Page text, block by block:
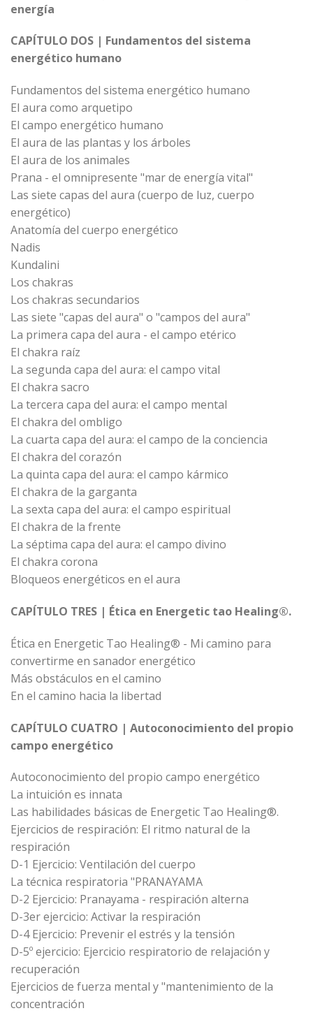
energía
CAPÍTULO DOS | Fundamentos del sistema
energético humano
Fundamentos del sistema energético humano
El aura como arquetipo
El campo energético humano
El aura de las plantas y los árboles
El aura de los animales
Prana - el omnipresente "mar de energía vital"
Las siete capas del aura (cuerpo de luz, cuerpo
energético)
Anatomía del cuerpo energético
Nadis
Kundalini
Los chakras
Los chakras secundarios
Las siete "capas del aura" o "campos del aura"
La primera capa del aura - el campo etérico
El chakra raíz
La segunda capa del aura: el campo vital
El chakra sacro
La tercera capa del aura: el campo mental
El chakra del ombligo
La cuarta capa del aura: el campo de la conciencia
El chakra del corazón
La quinta capa del aura: el campo kármico
El chakra de la garganta
La sexta capa del aura: el campo espiritual
El chakra de la frente
La séptima capa del aura: el campo divino
El chakra corona
Bloqueos energéticos en el aura
CAPÍTULO TRES | Ética en Energetic tao Healing®.
Ética en Energetic Tao Healing® - Mi camino para
convertirme en sanador energético
Más obstáculos en el camino
En el camino hacia la libertad
CAPÍTULO CUATRO | Autoconocimiento del propio
campo energético
Autoconocimiento del propio campo energético
La intuición es innata
Las habilidades básicas de Energetic Tao Healing®.
Ejercicios de respiración: El ritmo natural de la
respiración
D-1 Ejercicio: Ventilación del cuerpo
La técnica respiratoria "PRANAYAMA
D-2 Ejercicio: Pranayama - respiración alterna
D-3er ejercicio: Activar la respiración
D-4 Ejercicio: Prevenir el estrés y la tensión
D-5º ejercicio: Ejercicio respiratorio de relajación y
recuperación
Ejercicios de fuerza mental y "mantenimiento de la
concentración